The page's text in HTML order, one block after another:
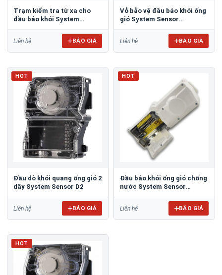
Trạm kiểm tra từ xa cho
đầu báo khói System
Liên hệ BÁO GIÁ
Vỏ bảo vệ đầu báo khói ống
gió System Sensor
Liên hệ BÁO GIÁ
HOT
Đầu dò khói quang ống gió 2
dây System Sensor D2
Liên hệ BÁO GIÁ
HOT
Đầu báo khói ống gió chống
nước System Sensor
Liên hệ BÁO GIÁ
HOT